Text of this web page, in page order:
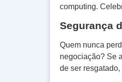
computing.
Segurança
Quem nunca
negociação? Se
de ser